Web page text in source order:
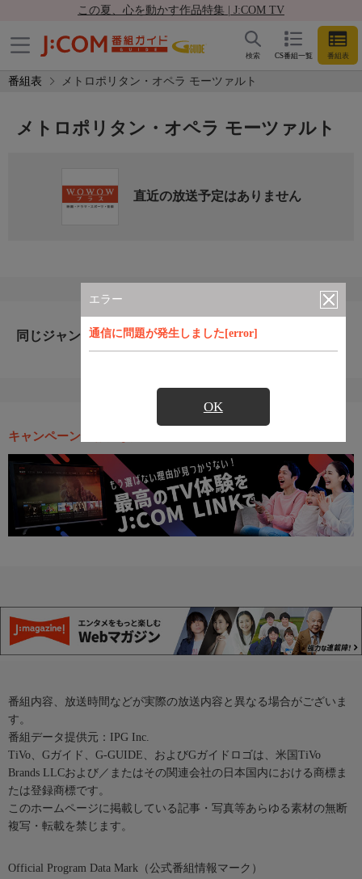
この夏、心を動かす作品特集 | J:COM TV
CS番組一覧 番組表
検索
番組表 メトロポリタン・オペラ モーツァルト
エラー
通信に問題が発生しました[error]
OK
メトロポリタン・オペラ モーツァルト
直近の放送予定はありません
同じジャンルのおすすめ番組
キャンペーン・お得な情報
番組内容、放送時間などが実際の放送内容と異なる場合がございま
す。
番組データ提供元：IPG Inc.
TiVo、Gガイド、G-GUIDE、およびGガイドロゴは、米国TiVo
Brands LLCおよび／またはその関連会社の日本国内における商標ま
たは登録商標です。
このホームページに掲載している記事・写真等あらゆる素材の無断
複写・転載を禁じます。
Official Program Data Mark（公式番組情報マーク）